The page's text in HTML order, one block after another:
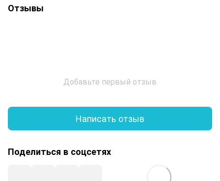
Отзывы
Добавьте первый отзыв
Написать отзыв
Поделиться в соцсетях